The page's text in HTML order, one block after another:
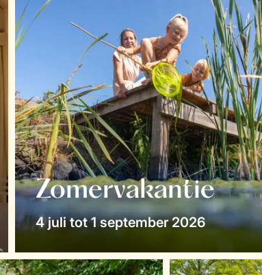
Zomervakantie
4 juli tot 1 september 2026